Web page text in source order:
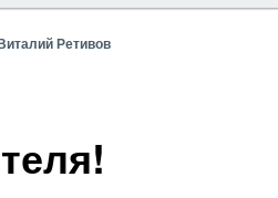
Ретивов